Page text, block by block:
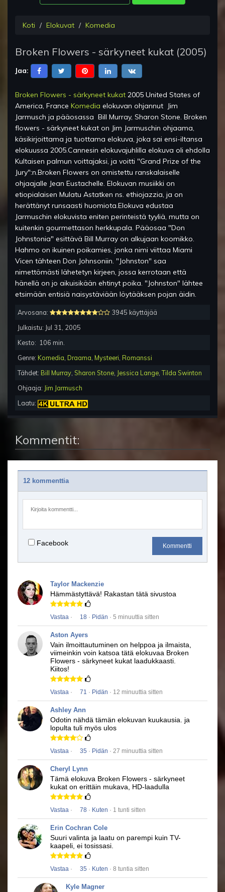
Koti Elokuvat Komedia
Broken Flowers - särkyneet kukat (2005)
Jaa:
Broken Flowers - särkyneet kukat 2005 United States of
America, France Komedia elokuvan ohjannut Jim
Jarmusch ja pääosassa Bill Murray, Sharon Stone. Broken
flowers - särkyneet kukat on Jim Jarmuschin ohjaama,
käsikirjoittama ja tuottama elokuva, joka sai ensi-iltansa
elokuussa 2005.Cannesin elokuvajuhlilla elokuva oli ehdolla
Kultaisen palmun voittajaksi, ja voitti "Grand Prize of the
Jury":n.Broken Flowers on omistettu ranskalaiselle
ohjaajalle Jean Eustachelle. Elokuvan musiikki on
etiopialaisen Mulatu Astatken ns. ethiojazzia, ja on
herättänyt runsaasti huomiota.Elokuva edustaa
Jarmuschin elokuvista eniten perinteistä tyyliä, mutta on
kuitenkin gourmettason herkkupala. Pääosaa "Don
Johnstonia" esittävä Bill Murray on alkujaan koomikko.
Hahmo on ikuinen poikamies, jonka nimi viittaa Miami
Vicen tähteen Don Johnsoniin. "Johnston" saa
nimettömästi lähetetyn kirjeen, jossa kerrotaan että
hänellä on jo aikuisikään ehtinyt poika. "Johnston" lähtee
etsimään entisiä naisystäviään löytääksen pojan äidin.
Arvosana:
3945 käyttäjää
Julkaistu: Jul 31, 2005
Kesto: 106 min.
Genre: Komedia Draama Mysteeri Romanssi
Tähdet: Bill Murray Sharon Stone Jessica Lange ,Tilda Swinton
Ohjaaja: Jim Jarmusch
Laatu:
Kommentit:
12 kommenttia
Facebook Kommentti
Taylor Mackenzie
Hämmästyttävä! Rakastan tätä sivustoa
Vastaa · 18 · Pidän · 5 minuuttia sitten
Aston Ayers
Vain ilmoittautuminen on helppoa ja ilmaista,
viimeinkin voin katsoa tätä elokuvaa Broken
Flowers - särkyneet kukat laadukkaasti.
Kiitos!
Vastaa · 71 · Pidän · 12 minuuttia sitten
Ashley Ann
Odotin nähdä tämän elokuvan kuukausia. ja
lopulta tuli myös ulos
Vastaa · 35 · Pidän · 27 minuuttia sitten
Cheryl Lynn
Tämä elokuva Broken Flowers - särkyneet
kukat on erittäin mukava, HD-laadulla
Vastaa · 78 · Kuten · 1 tunti sitten
Erin Cochran Cole
Suuri valinta ja laatu on parempi kuin TV-
kaapeli, ei tosissasi.
Vastaa · 35 · Kuten · 8 tuntia sitten
Kyle Magner